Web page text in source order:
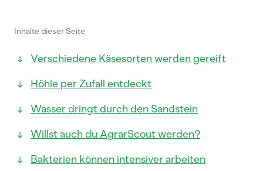
Inhalte dieser Seite
Verschiedene Käsesorten werden gereift
Höhle per Zufall entdeckt
Wasser dringt durch den Sandstein
Willst auch du AgrarScout werden?
Bakterien können intensiver arbeiten